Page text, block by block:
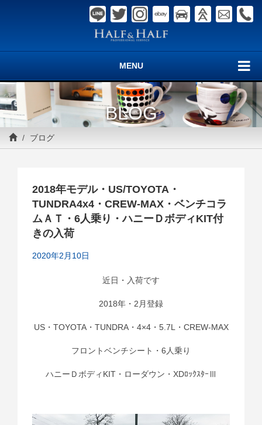
MENU
BLOG
ブログ
2018年モデル・US/TOYOTA・
TUNDRA4x4・CREW-MAX・ベンチコラ
ムＡＴ・6人乗り・ハニーＤボディKIT付
きの入荷
2020年2月10日
近日・入荷です
2018年・2月登録
US・TOYOTA・TUNDRA・4×4・5.7L・CREW-MAX
フロントベンチシート・6人乗り
ハニーＤボディKIT・ローダウン・XDﾛｯｸｽﾀｰⅢ